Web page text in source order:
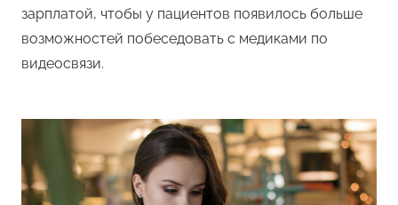
зарплатой, чтобы у пациентов появилось больше
возможностей побеседовать с медиками по
видеосвязи.